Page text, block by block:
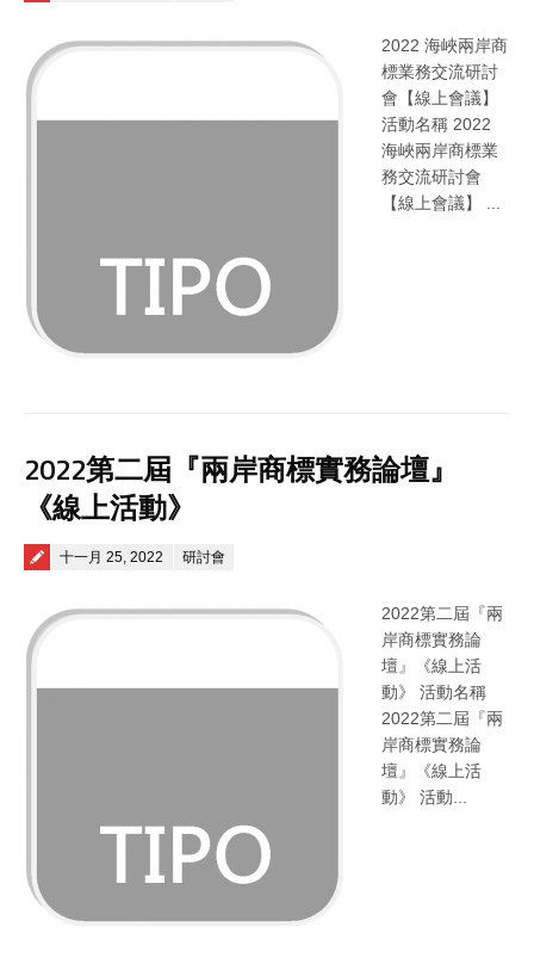
2022 海峽兩岸商
標業務交流研討
會【線上會議】
活動名稱 2022
海峽兩岸商標業
務交流研討會
【線上會議】 ...
2022第二屆『兩岸商標實務論壇』
《線上活動》
Posted on
十一月 25, 2022 研討會
2022第二屆『兩
岸商標實務論
壇』《線上活
動》 活動名稱
2022第二屆『兩
岸商標實務論
壇』《線上活
動》 活動...